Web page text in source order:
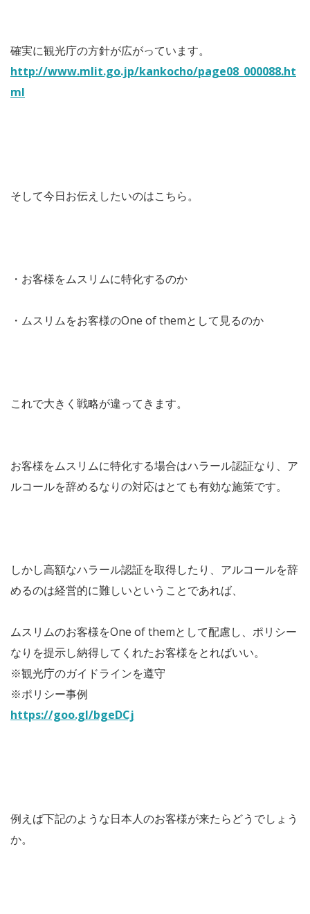
確実に観光庁の方針が広がっています。
http://www.mlit.go.jp/kankocho/page08_000088.ht
ml
そして今日お伝えしたいのはこちら。
・お客様をムスリムに特化するのか
・ムスリムをお客様のOne of themとして見るのか
これで大きく戦略が違ってきます。
お客様をムスリムに特化する場合はハラール認証なり、ア
ルコールを辞めるなりの対応はとても有効な施策です。
しかし高額なハラール認証を取得したり、アルコールを辞
めるのは経営的に難しいということであれば、
ムスリムのお客様をOne of themとして配慮し、ポリシー
なりを提示し納得してくれたお客様をとればいい。
※観光庁のガイドラインを遵守
※ポリシー事例
https://goo.gl/bgeDCj
例えば下記のような日本人のお客様が来たらどうでしょう
か。